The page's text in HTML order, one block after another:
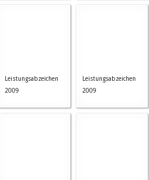
Leistungsabzeichen
2009
Leistungsabzeichen
2009